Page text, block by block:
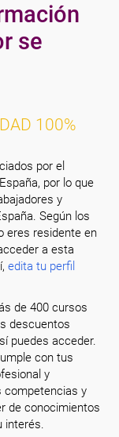
se
100%
por el
por lo que
y
Según los
eres residente en
a esta
edita tu perfil
de 400 cursos
descuentos
puedes acceder.
con tus
y
competencias y
de conocimientos
interés.